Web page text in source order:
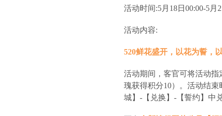
活动时间:5月18日00:00-5月
活动内容:
520鲜花盛开，以花为誓，
活动期间，客官可将活动
瑰获得积分10）。活动结
城】-【兑换】-【誓约】中